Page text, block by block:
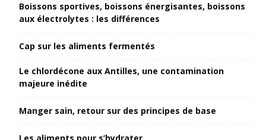
Boissons sportives, boissons énergisantes, boissons
aux électrolytes : les différences
Cap sur les aliments fermentés
Le chlordécone aux Antilles, une contamination
majeure inédite
Manger sain, retour sur des principes de base